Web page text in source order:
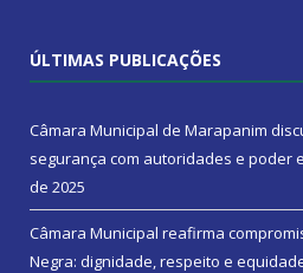
ÚLTIMAS PUBLICAÇÕES
Câmara Municipal de Marapanim
segurança com autoridades e poder
de 2025
Câmara Municipal reafirma
Negra: dignidade, respeito e